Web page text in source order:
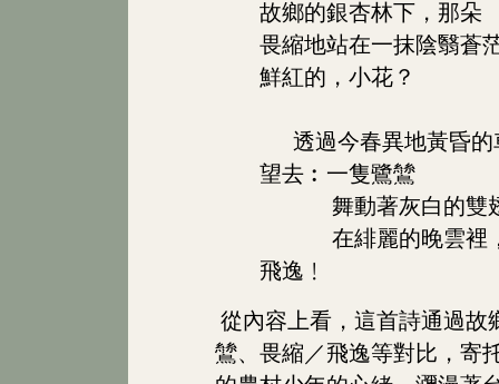
故鄉的銀杏林下，那朵
畏縮地站在一抹陰翳蒼
鮮紅的，小花？
透過今春異地黃昏的
望去︰一隻鷺鷥
舞動著灰白的雙
在緋麗的晚雲裡
飛逸﹗
從內容上看，這首詩通過故
鷥、畏縮／飛逸等對比，寄